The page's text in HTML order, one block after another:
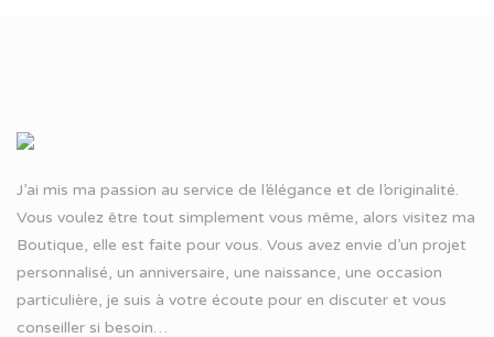
J’ai mis ma passion au service de l’élégance et de l’originalité.
Vous voulez être tout simplement vous même, alors visitez ma
Boutique, elle est faite pour vous. Vous avez envie d’un projet
personnalisé, un anniversaire, une naissance, une occasion
particulière, je suis à votre écoute pour en discuter et vous
conseiller si besoin…